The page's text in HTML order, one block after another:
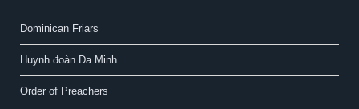
Dominican Friars
Huynh đoàn Đa Minh
Order of Preachers